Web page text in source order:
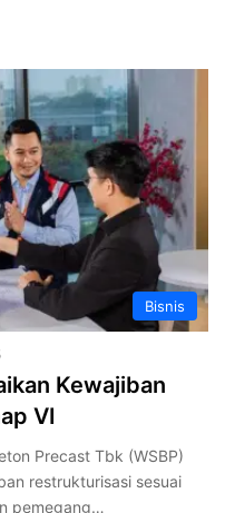
Bisnis
Kewajiban
VI
Precast Tbk (WSBP)
restrukturisasi sesuai
pemegang…